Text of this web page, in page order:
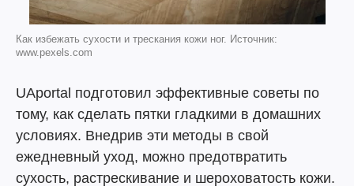
Как избежать сухости и трескания кожи ног. Источник:
www.pexels.com
UAportal подготовил эффективные советы по
тому, как сделать пятки гладкими в домашних
условиях. Внедрив эти методы в свой
ежедневный уход, можно предотвратить
сухость, растрескивание и шероховатость кожи.